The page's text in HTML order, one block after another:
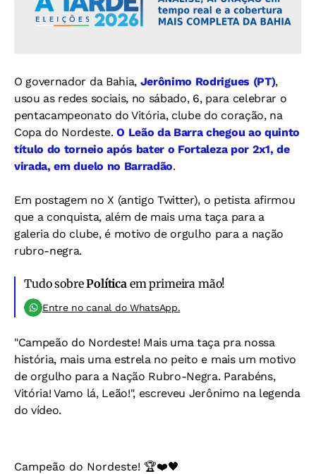
O governador da Bahia, Jerônimo Rodrigues (PT),
usou as redes sociais, no sábado, 6, para celebrar o
pentacampeonato do Vitória, clube do coração, na
Copa do Nordeste.O Leão da Barra chegou ao quinto
título do torneio após bater o Fortaleza por 2x1, de
virada, em duelo no Barradão.
Em postagem no X (antigo Twitter), o petista afirmou
que a conquista, além de mais uma taça para a
galeria do clube, é motivo de orgulho para a nação
rubro-negra.
Tudo sobrePolítica em primeira mão!
Entre no canal do WhatsApp.
"Campeão do Nordeste! Mais uma taça pra nossa
história, mais uma estrela no peito e mais um motivo
de orgulho para a Nação Rubro-Negra. Parabéns,
Vitória! Vamo lá, Leão!", escreveu Jerônimo na legenda
do vídeo.
Campeão do Nordeste! 🏆❤️🖤